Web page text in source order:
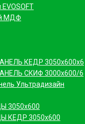
МДФ
КЕДР 3050х600х6
СКИФ 3000х600/6
Ультрадизайн
3050х600
КЕДР 3050х600